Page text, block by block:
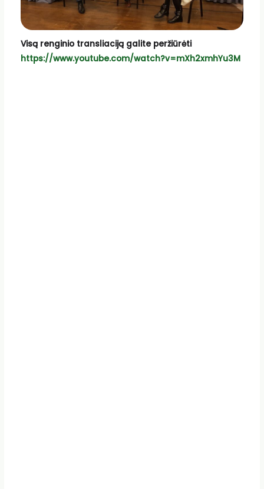
Visą renginio transliaciją galite peržiūrėti
https://www.youtube.com/watch?v=mXh2xmhYu3M